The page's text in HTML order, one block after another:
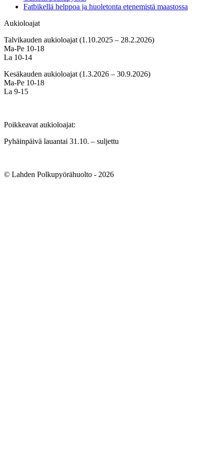
Fatbikellä helppoa ja huoletonta etenemistä maastossa
Aukioloajat
Talvikauden aukioloajat (1.10.2025 – 28.2.2026)
Ma-Pe 10-18
La 10-14
Kesäkauden aukioloajat (1.3.2026 – 30.9.2026)
Ma-Pe 10-18
La 9-15
Poikkeavat aukioloajat:
Pyhäinpäivä lauantai 31.10. – suljettu
© Lahden Polkupyörähuolto - 2026